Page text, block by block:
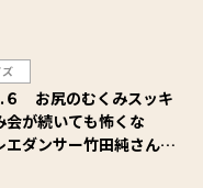
６ お尻のむくみスッキ
会が続いても怖くな
ダンサー竹田純さん
ずぼら床バレエ」で冬太